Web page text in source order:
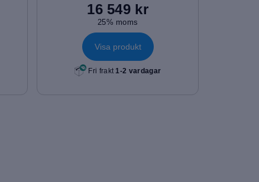
16 549 kr
25% moms
Visa produkt
Fri frakt1-2 vardagar